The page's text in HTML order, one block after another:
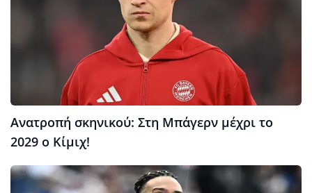
Ανατροπή σκηνικού: Στη Μπάγερν μέχρι το
2029 ο Κίμιχ!